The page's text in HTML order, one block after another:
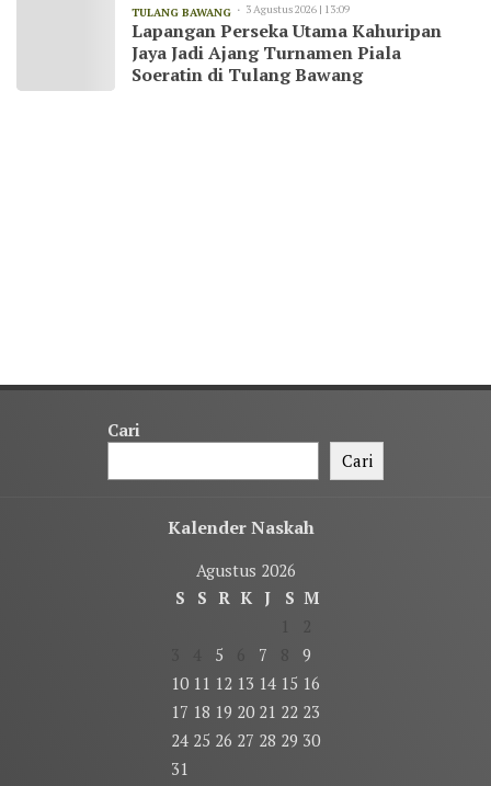
TULANG BAWANG 3 Agustus 2026 | 13:09
Lapangan Perseka Utama Kahuripan
Jaya Jadi Ajang Turnamen Piala
Soeratin di Tulang Bawang
Cari
Cari
Kalender Naskah
Agustus 2026
S
S R K J S M
5 7
9
10 11 12 13 14 15 16
17 18 19 20 21 22 23
24 25 26 27 28 29 30
31